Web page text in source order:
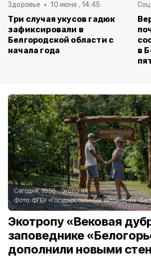
Здоровье 10 июня , 14:45
Три случая укусов гадюк
зафиксировали в
Белгородской области с
начала года
в
Сегодня, 16:56
Экология
Фото:ФГБУ «Государственный заповедник
Экотропу «Вековая
заповеднике
дополнили новыми